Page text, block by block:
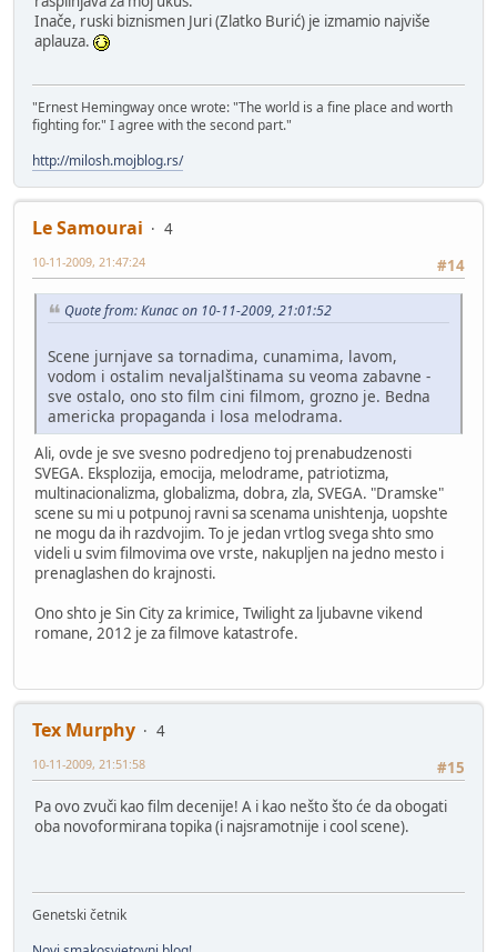
Inače, ruski biznismen Juri (Zlatko Burić) je izmamio najviše
aplauza.
"Ernest Hemingway once wrote: "The world is a fine place and worth
fighting for." I agree with the second part."
http://milosh.mojblog.rs/
Le Samourai
4
#14
10-11-2009, 21:47:24
Quote from: Kunac on 10-11-2009, 21:01:52
Scene jurnjave sa tornadima, cunamima, lavom,
vodom i ostalim nevaljalštinama su veoma zabavne -
sve ostalo, ono sto film cini filmom, grozno je. Bedna
americka propaganda i losa melodrama.
Ali, ovde je sve svesno podredjeno toj prenabudzenosti
SVEGA. Eksplozija, emocija, melodrame, patriotizma,
multinacionalizma, globalizma, dobra, zla, SVEGA. "Dramske"
scene su mi u potpunoj ravni sa scenama unishtenja, uopshte
ne mogu da ih razdvojim. To je jedan vrtlog svega shto smo
videli u svim filmovima ove vrste, nakupljen na jedno mesto i
prenaglashen do krajnosti.
Ono shto je Sin City za krimice, Twilight za ljubavne vikend
romane, 2012 je za filmove katastrofe.
Tex Murphy
4
#15
10-11-2009, 21:51:58
Pa ovo zvuči kao film decenije! A i kao nešto što će da obogati
oba novoformirana topika (i najsramotnije i cool scene).
Genetski četnik